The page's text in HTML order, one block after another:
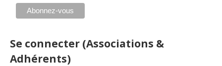
Se connecter (Associations &
Adhérents)